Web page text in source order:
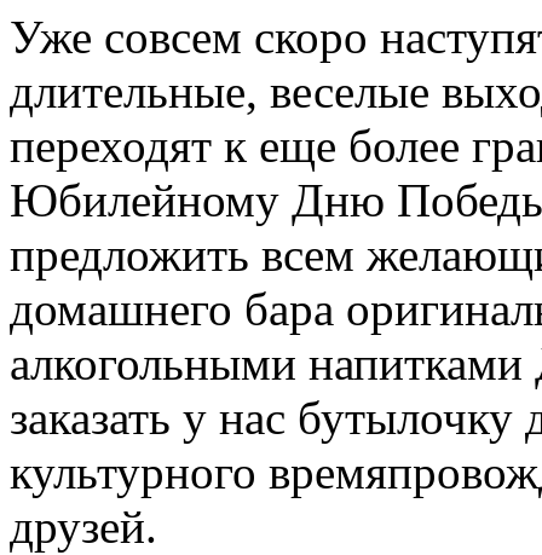
Уже совсем скоро
длительные, веселые
переходят к еще более
Юбилейному Дню
предложить всем
домашнего бара
алкогольными
заказать у нас
культурного
друзей.